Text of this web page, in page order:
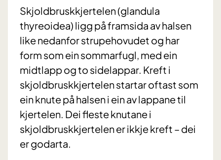
Skjoldbruskkjertelen (glandula
thyreoidea) ligg på framsida av halsen
like nedanfor strupehovudet og har
form som ein sommarfugl, med ein
midtlapp og to sidelappar. Kreft i
skjoldbruskkjertelen startar oftast som
ein knute på halsen i ein av lappane til
kjertelen. Dei fleste knutane i
skjoldbruskkjertelen er ikkje kreft – dei
er godarta.